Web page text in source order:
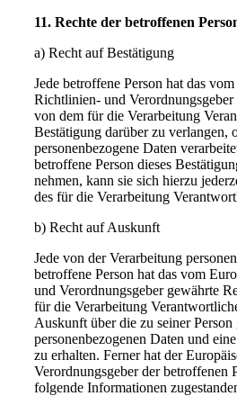
11. Rechte der betroffenen
a) Recht auf Bestätigung
Jede betroffene Person hat das
Richtlinien- und Verordnungsgeber
von dem für die Verarbeitung
Bestätigung darüber zu verlangen,
personenbezogene Daten
betroffene Person dieses
nehmen, kann sie sich hierzu
des für die Verarbeitung
b) Recht auf Auskunft
Jede von der Verarbeitung
betroffene Person hat das vom
und Verordnungsgeber gewährte
für die Verarbeitung
Auskunft über die zu seiner Person
personenbezogenen Daten und
zu erhalten. Ferner hat der
Verordnungsgeber der betroffenen
folgende Informationen